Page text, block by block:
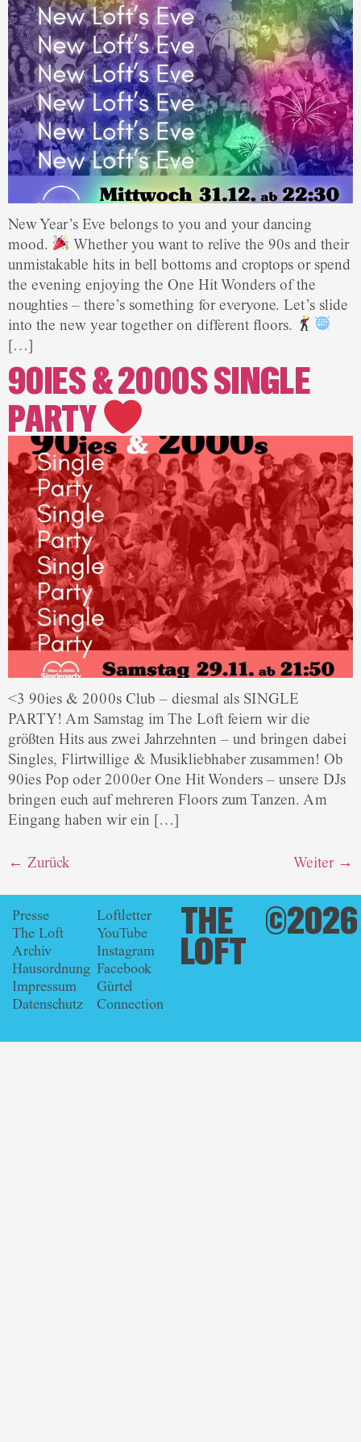
New Year’s Eve belongs to you and your dancing
mood.
Whether you want to relive the 90s and their
unmistakable hits in bell bottoms and croptops or spend
the evening enjoying the One Hit Wonders of the
noughties – there’s something for everyone. Let’s slide
into the new year together on different floors.
[…]
90IES & 2000S SINGLE
PARTY
<3 90ies & 2000s Club – diesmal als SINGLE
PARTY! Am Samstag im The Loft feiern wir die
größten Hits aus zwei Jahrzehnten – und bringen dabei
Singles, Flirtwillige & Musikliebhaber zusammen! Ob
90ies Pop oder 2000er One Hit Wonders – unsere DJs
bringen euch auf mehreren Floors zum Tanzen. Am
Eingang haben wir ein […]
← Zurück Weiter →
THE
LOFT
Presse
The Loft
Archiv
Hausordnung
Impressum
Datenschutz
Loftletter
YouTube
Instagram
Facebook
Gürtel
Connection
©2026